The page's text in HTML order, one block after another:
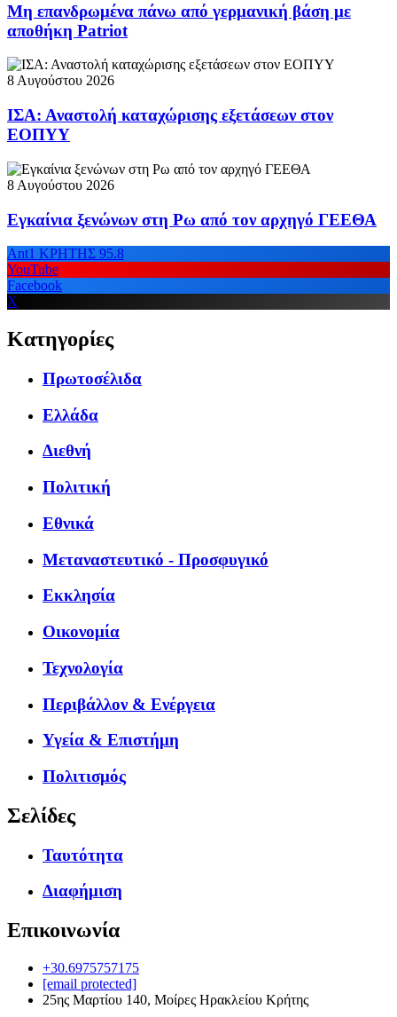
Μη επανδρωμένα πάνω από γερμανική βάση με
αποθήκη Patriot
8 Αυγούστου 2026
ΙΣΑ: Αναστολή καταχώρισης εξετάσεων στον
ΕΟΠΥΥ
8 Αυγούστου 2026
Εγκαίνια ξενώνων στη Ρω από τον αρχηγό ΓΕΕΘΑ
Ant1 ΚΡΗΤΗΣ 95.8
YouTube
Facebook
X
Κατηγορίες
Πρωτοσέλιδα
Ελλάδα
Διεθνή
Πολιτική
Εθνικά
Μεταναστευτικό - Προσφυγικό
Εκκλησία
Οικονομία
Τεχνολογία
Περιβάλλον & Ενέργεια
Υγεία & Επιστήμη
Πολιτισμός
Σελίδες
Ταυτότητα
Διαφήμιση
Επικοινωνία
+30.6975757175
[email protected]
25ης Μαρτίου 140, Μοίρες Ηρακλείου Κρήτης